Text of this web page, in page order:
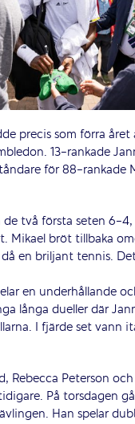
precis som förra året
13-rankade
för 88-rankade
de två första seten 6-
Mikael bröt tillbaka
en briljant tennis.
en underhållande
långa dueller där
I fjärde set vann
Rebecca Peterson och
På torsdagen
Han spelar